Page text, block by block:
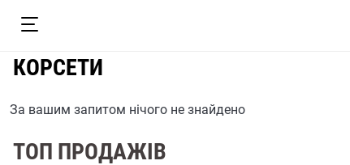
КОРСЕТИ
За вашим запитом нічого не знайдено
ТОП ПРОДАЖІВ